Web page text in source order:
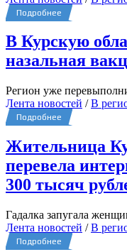
Подробнее
В Курскую
назальная
Регион уже
Лента новостей /В
Подробнее
Жительница
перевела
300 тысяч
Гадалка запугала
Лента новостей /В
Подробнее